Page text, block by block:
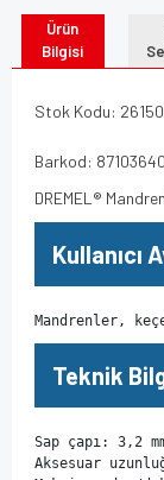
Ürün
Bilgisi
Stok Kodu:
Barkod:
DREMEL®
Kullanıcı
Mandrenler,
Teknik
Sap çapı: 3,2
Aksesuar